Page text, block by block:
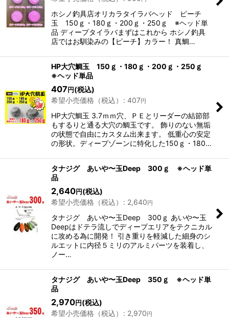
ホシノ釣具店オリカラタイラバヘッド ピーチ
玉 150ｇ・180ｇ・200ｇ・250ｇ ※ヘッド単
品 ディープタイラバまずはこれから ホシノ釣具
店ではお馴染みの【ピーチ】カラー！ 真鯛…
HP大穴鯛玉 150ｇ・180ｇ・200ｇ・250ｇ
※ヘッド単品
407円(税込)
希望小売価格（税込）
: 407円
HP大穴鯛玉 3.7ｍｍ穴、ＰＥとリーダーの結節部
もするりと通る大穴の鯛玉です。 飾りのない無垢
の状態で自由にカスタム出来ます。 低重心の安定
の形状。ディープゾーンに特化した150ｇ・180…
タナジグ あいや〜玉Deep 300ｇ ※ヘッド単
品
2,640円(税込)
希望小売価格（税込）
: 2,640円
タナジグ あいや〜玉Deep 300ｇ あいや〜玉
Deepはドテラ流しでディープエリアをテクニカル
に攻める為に開発！ 引き重りを軽減した細身のシ
ルエットに内径５ミリのアルミパーツを装着し、
ノー…
タナジグ あいや〜玉Deep 350ｇ ※ヘッド単
品
2,970円(税込)
希望小売価格（税込）
: 2,970円